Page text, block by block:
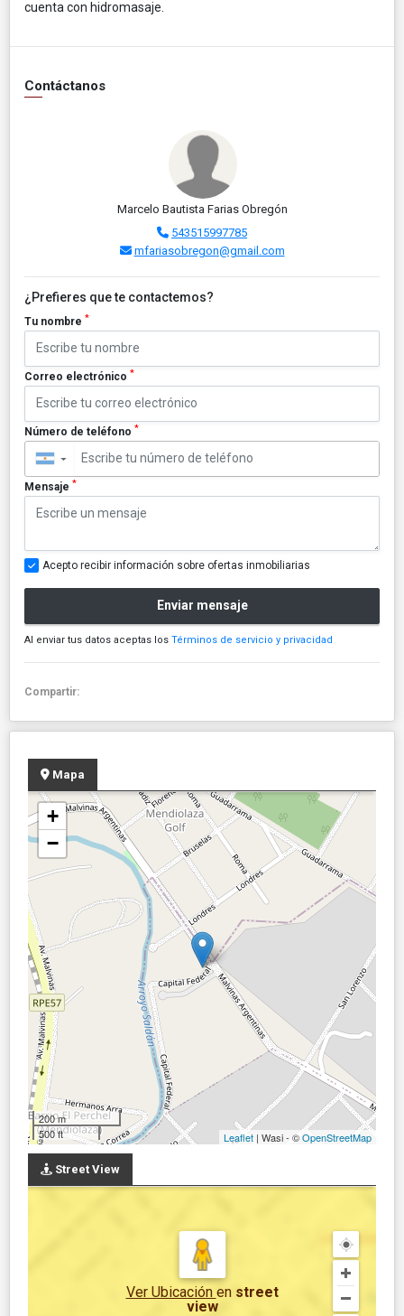
cuenta con hidromasaje.
Contáctanos
Marcelo Bautista Farias Obregón
543515997785
mfariasobregon@gmail.com
¿Prefieres que te contactemos?
Tu nombre *
Correo electrónico *
Número de teléfono *
▼
Mensaje *
Acepto recibir información sobre ofertas inmobiliarias
Enviar mensaje
Al enviar tus datos aceptas los Términos de servicio y privacidad
Compartir:
Mapa
+
−
200 m
500 ft
Leaflet | Wasi - ©OpenStreetMap
Street View
Ver Ubicación en street
view